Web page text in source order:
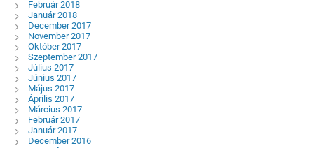
Február 2018
Január 2018
December 2017
November 2017
Október 2017
Szeptember 2017
Július 2017
Június 2017
Május 2017
Április 2017
Március 2017
Február 2017
Január 2017
December 2016